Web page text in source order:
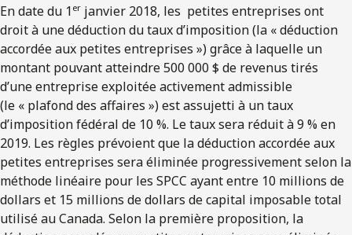
En date du 1 er janvier 2018, les petites entreprises ont
droit à une déduction du taux d’imposition (la « déduction
accordée aux petites entreprises ») grâce à laquelle un
montant pouvant atteindre 500 000 $ de revenus tirés
d’une entreprise exploitée activement admissible
(le « plafond des affaires ») est assujetti à un taux
d’imposition fédéral de 10 %. Le taux sera réduit à 9 % en
2019. Les règles prévoient que la déduction accordée aux
petites entreprises sera éliminée progressivement selon la
méthode linéaire pour les SPCC ayant entre 10 millions de
dollars et 15 millions de dollars de capital imposable total
utilisé au Canada. Selon la première proposition, la